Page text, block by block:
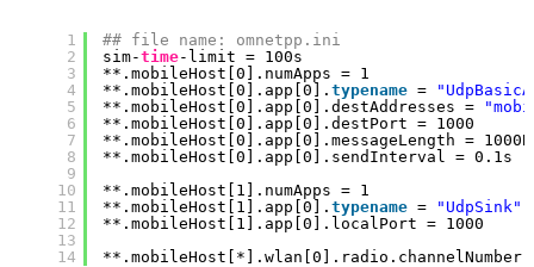
1
2
3
4
5
6
7
8
9
10
11
12
13
14
## file name: omnetpp.ini
sim-time-limit = 100s
**.mobileHost[0].numApps = 1
**.mobileHost[0].app[0].typename =
**.mobileHost[0].app[0].destAddresses =
**.mobileHost[0].app[0].destPort = 1000
**.mobileHost[0].app[0].messageLength = 1000B
**.mobileHost[0].app[0].sendInterval = 0.1s
**.mobileHost[1].numApps = 1
**.mobileHost[1].app[0].typename =
"UdpSink"
**.mobileHost[1].app[0].localPort = 1000
**.mobileHost[*].wlan[0].radio.channelNumber